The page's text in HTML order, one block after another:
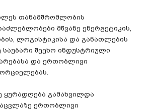
თანამშრომლობის
მწვანე ენერგეტიკის,
, ლოგისტიკისა და განათლების
საუბარი შეეხო ინდუსტრიული
და ერთობლივი
.
ყურადღება გამახვილდა
ერთობლივი